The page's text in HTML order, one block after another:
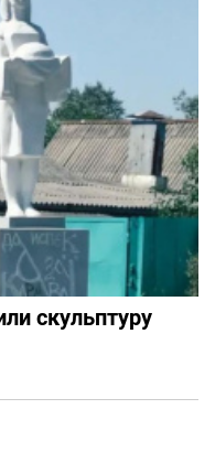
скульптуру